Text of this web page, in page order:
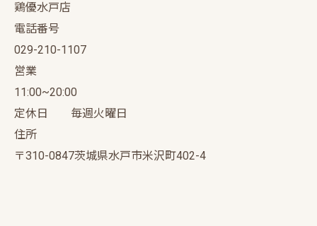
鶏優水戸店
電話番号
029-210-1107
営業
11:00~20:00
定休日 毎週火曜日
住所
〒310-0847茨城県水戸市米沢町402-4